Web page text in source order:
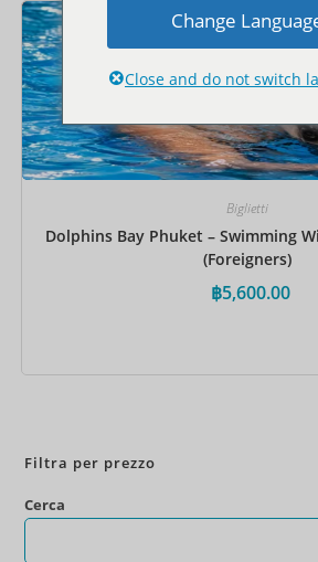
Biglietti
Dolphins Bay Phuket – Swimming
(Foreigners)
฿5,600.00
Filtra per prezzo
Cerca
Change
Close and do not switch